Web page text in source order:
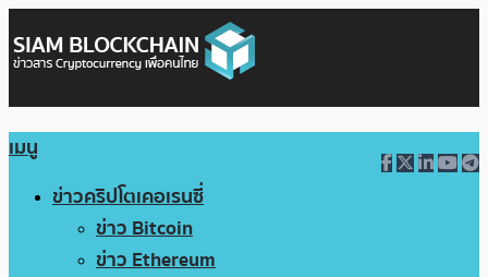
เมนู
ข่าวคริปโตเคอเรนซี่
ข่าว Bitcoin
ข่าว Ethereum